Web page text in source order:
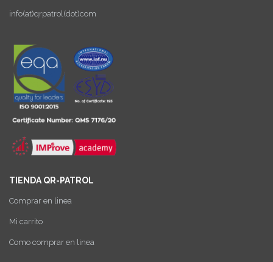
info(at)qrpatrol(dot)com
TIENDA QR-PATROL
Comprar en linea
Mi carrito
Como comprar en linea